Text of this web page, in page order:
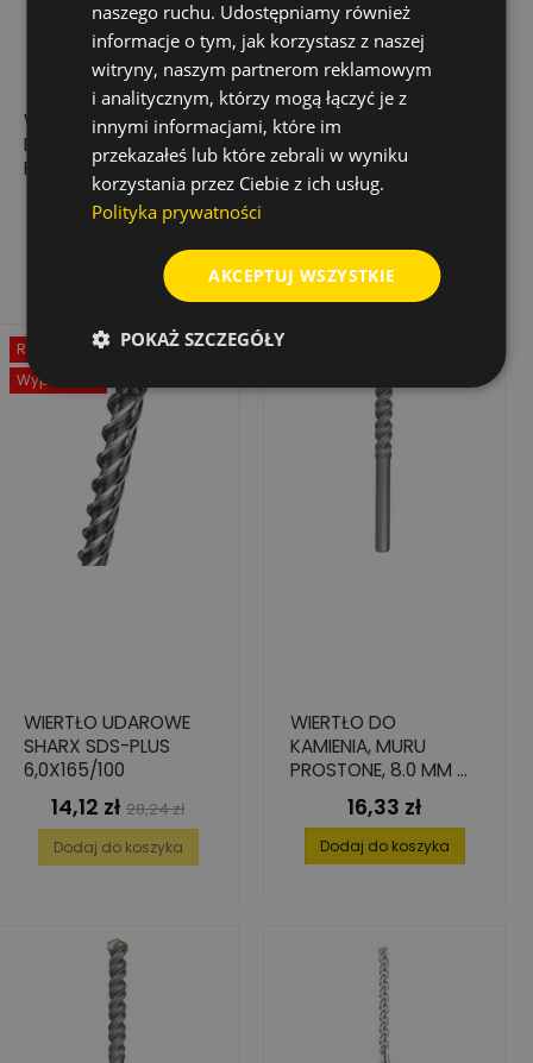
WIERTŁO UDAROWE
BIONIC PRO SDS-
PLUS, 14,0X200/260
Cena
48,76 zł
WIERTŁO UDAR.
TRIJET ULTIMATE SDS-
PLUS 14,0X550/600
Cena
218,18 zł
-50%
Rabat
Wyprzedaż!
WIERTŁO UDAROWE
SHARX SDS-PLUS
6,0X165/100
Cena
14,12 zł Cena
podstawowa
28,24 zł
Dodaj do koszyka
WIERTŁO DO
KAMIENIA, MURU
PROSTONE, 8.0 MM X
135 MM X 200 MM
Cena
16,33 zł
Dodaj do koszyka
naszego ruchu. Udostępniamy również
informacje o tym, jak korzystasz z naszej
witryny, naszym partnerom reklamowym
i analitycznym, którzy mogą łączyć je z
innymi informacjami, które im
przekazałeś lub które zebrali w wyniku
korzystania przez Ciebie z ich usług.
Polityka prywatności
AKCEPTUJ WSZYSTKIE
POKAŻ SZCZEGÓŁY